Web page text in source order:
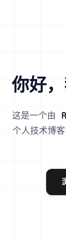
你好
这是一个由
个人技术博